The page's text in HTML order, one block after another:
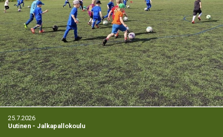
25.7.2026
Uutinen - Jalkapallokoulu